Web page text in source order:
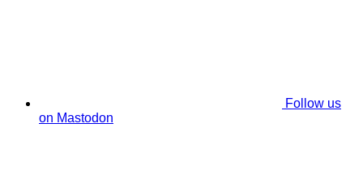
Follow us
on Mastodon